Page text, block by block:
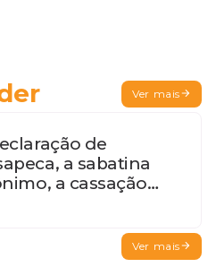
Ver mais
de
a sabatina
a cassação
e a
Ver mais